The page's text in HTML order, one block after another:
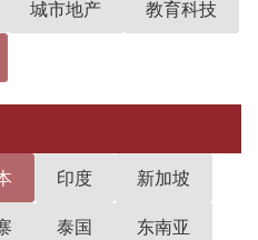
城市地产 教育科技
印度 新加坡
泰国 东南亚